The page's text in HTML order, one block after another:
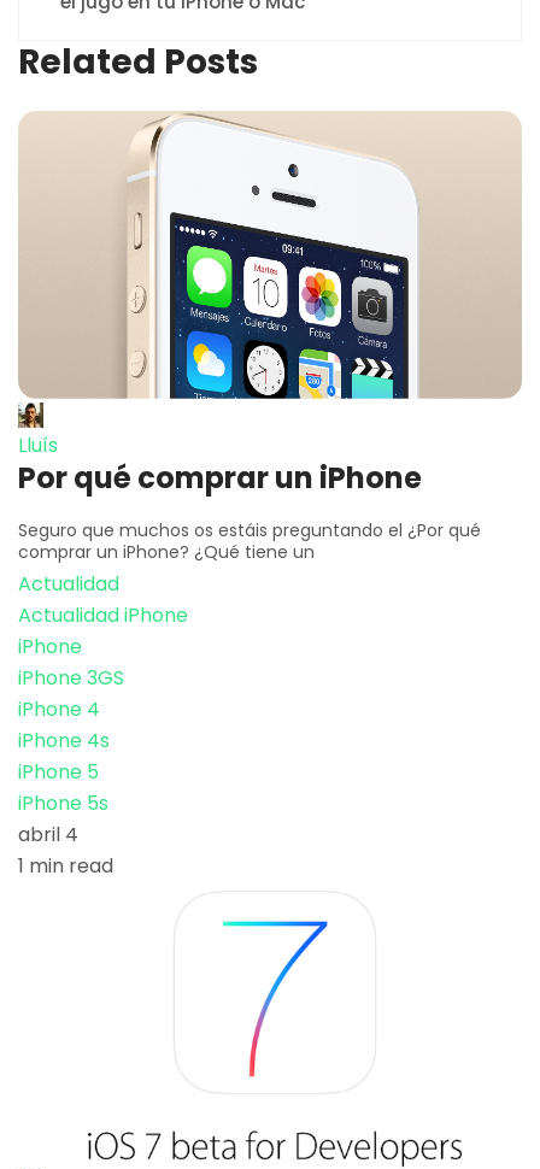
Related Posts
Lluís
Por qué comprar un iPhone
Seguro que muchos os estáis preguntando el ¿Por qué
comprar un iPhone? ¿Qué tiene un
Actualidad
Actualidad iPhone
iPhone
iPhone 3GS
iPhone 4
iPhone 4s
iPhone 5
iPhone 5s
abril 4
1 min read